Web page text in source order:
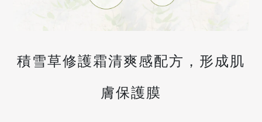
積雪草修護霜清爽感配方，形成肌
膚保護膜